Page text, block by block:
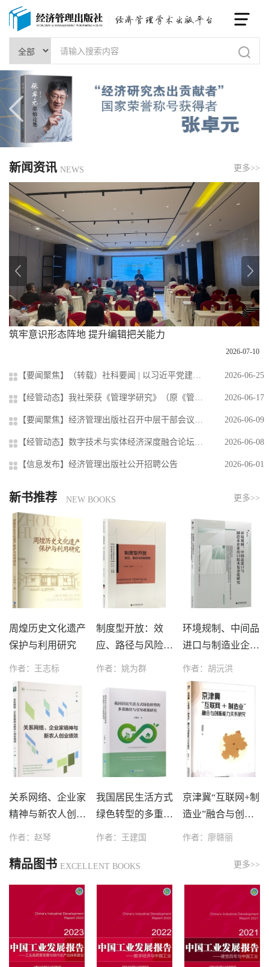
新闻资讯 NEWS 更多>>
筑牢意识形态阵地 提升编辑把关能力
2026-07-10
【要闻聚焦】（转载）社科要闻 | 以习近平党建思想引领院属企业高质量发展——中国社会科学院树立和践行正确政绩观学习教育企业调研座谈会召开 2026-06-25
【经管动态】我社荣获《管理学研究》（原《管理学季刊》）“期刊出版特别贡献奖” 2026-06-17
【要闻聚焦】经济管理出版社召开中层干部会议宣布干部任职决定 2026-06-09
【经管动态】数字技术与实体经济深度融合论坛暨数字经济系列丛书发布会于广州商学院举办 2026-06-08
【信息发布】经济管理出版社公开招聘公告 2026-06-01
新书推荐 NEW BOOKS 更多>>
周煌历史文化遗产
保护与利用研究
作者：王志标
制度型开放：效
应、路径与风险防
控
作者：姚为群
环境规制、中间品
进口与制造业企业
出口技术复杂度研
究
作者：胡沅洪
关系网络、企业家
精神与新农人创业
绩效
作者：赵琴
我国居民生活方式
绿色转型的多重路
径与引导政策研究
作者：王建国
京津冀“互联网+制
造业”融合与创新
能力关系研究
作者：廖赣丽
精品图书 EXCELLENT BOOKS 更多>>